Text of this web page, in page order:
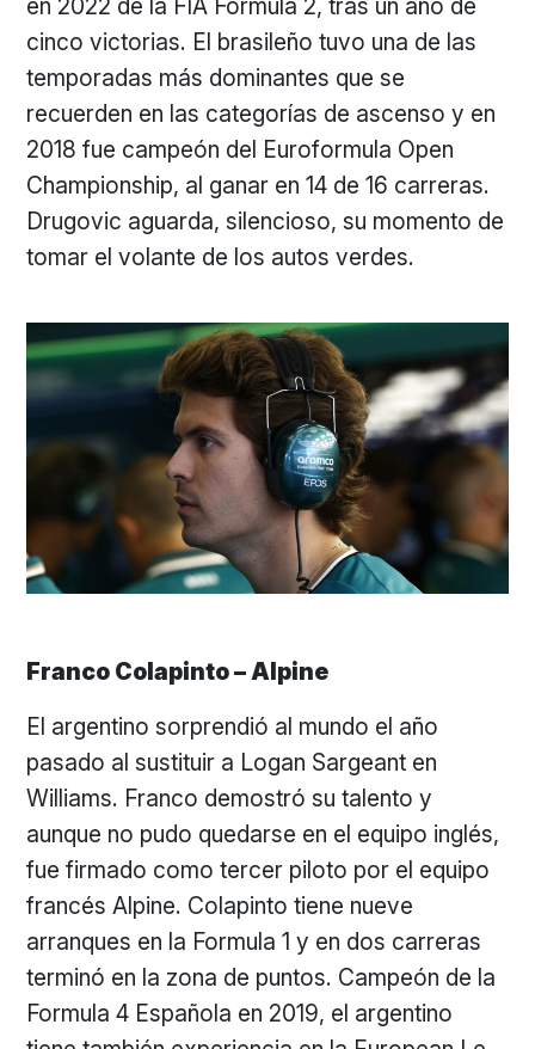
en 2022 de la FIA Formula 2, tras un año de
cinco victorias. El brasileño tuvo una de las
temporadas más dominantes que se
recuerden en las categorías de ascenso y en
2018 fue campeón del Euroformula Open
Championship, al ganar en 14 de 16 carreras.
Drugovic aguarda, silencioso, su momento de
tomar el volante de los autos verdes.
Franco Colapinto – Alpine
El argentino sorprendió al mundo el año
pasado al sustituir a Logan Sargeant en
Williams. Franco demostró su talento y
aunque no pudo quedarse en el equipo inglés,
fue firmado como tercer piloto por el equipo
francés Alpine. Colapinto tiene nueve
arranques en la Formula 1 y en dos carreras
terminó en la zona de puntos. Campeón de la
Formula 4 Española en 2019, el argentino